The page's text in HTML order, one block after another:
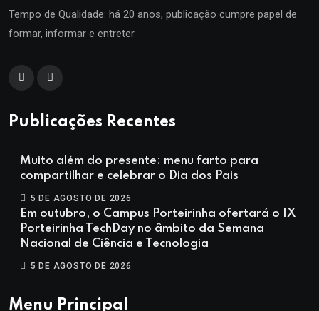
Tempo de Qualidade: há 20 anos, publicação cumpre papel de
formar, informar e entreter
Publicações Recentes
Muito além do presente: menu farto para
compartilhar e celebrar o Dia dos Pais
5 DE AGOSTO DE 2026
Em outubro, o Campus Porteirinha ofertará o IX
Porteirinha TechDay no âmbito da Semana
Nacional de Ciência e Tecnologia
5 DE AGOSTO DE 2026
Menu Principal